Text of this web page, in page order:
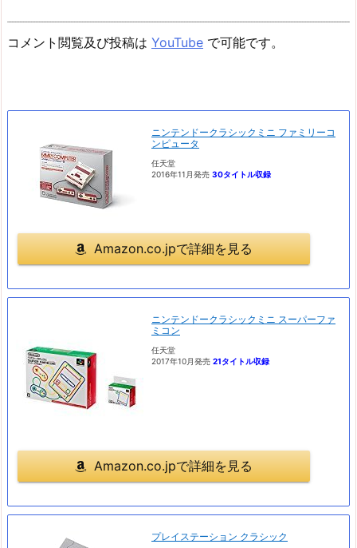
コメント閲覧及び投稿は YouTube で可能です。
ニンテンドークラシックミニ ファミリーコ
ンピュータ
任天堂
2016年11月発売 30タイトル収録
Amazon.co.jpで詳細を見る
ニンテンドークラシックミニ スーパーファ
ミコン
任天堂
2017年10月発売 21タイトル収録
Amazon.co.jpで詳細を見る
プレイステーション クラシック